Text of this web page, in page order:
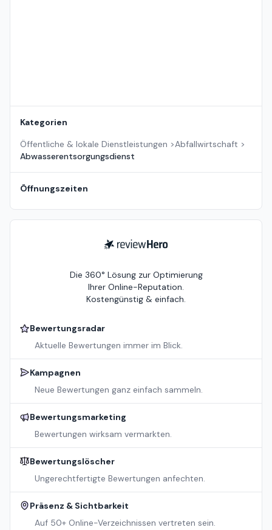
Kategorien
Öffentliche & lokale Dienstleistungen >Abfallwirtschaft >
Abwasserentsorgungsdienst
Öffnungszeiten
ReviewHero
Die 360° Lösung zur Optimierung
Ihrer Online-Reputation.
Kostengünstig & einfach.
Bewertungsradar
Aktuelle Bewertungen immer im Blick.
Kampagnen
Neue Bewertungen ganz einfach sammeln.
Bewertungsmarketing
Bewertungen wirksam vermarkten.
Bewertungslöscher
Ungerechtfertigte Bewertungen anfechten.
Präsenz & Sichtbarkeit
Auf 50+ Online-Verzeichnissen vertreten sein.